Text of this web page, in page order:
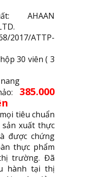
AHAAN
2017/ATTP-
30 viên ( 3
385.000
tiêu chuẩn
xuất thực
được chứng
thực phẩm
trường. Đã
hành tại thị